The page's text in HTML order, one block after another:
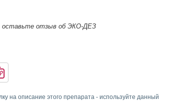
оставьте отзыв об ЭКО-ДЕЗ
на описание этого препарата - используйте данный